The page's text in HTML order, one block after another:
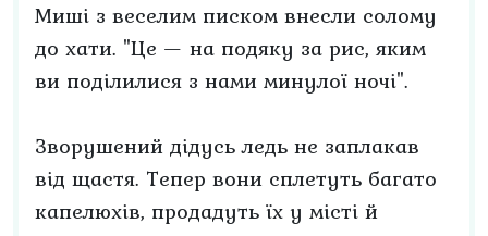
Миші з веселим писком внесли солому
до хати. "Це — на подяку за рис, яким
ви поділилися з нами минулої ночі".
Зворушений дідусь ледь не заплакав
від щастя. Тепер вони сплетуть багато
капелюхів, продадуть їх у місті й